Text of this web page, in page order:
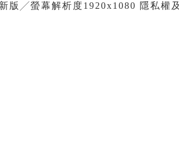
版╱螢幕解析度1920x1080 隱私權